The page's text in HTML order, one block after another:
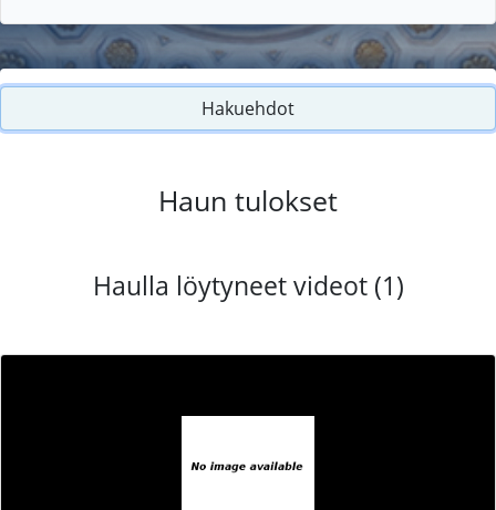
Hakuehdot
Haun tulokset
Haulla löytyneet videot (1)